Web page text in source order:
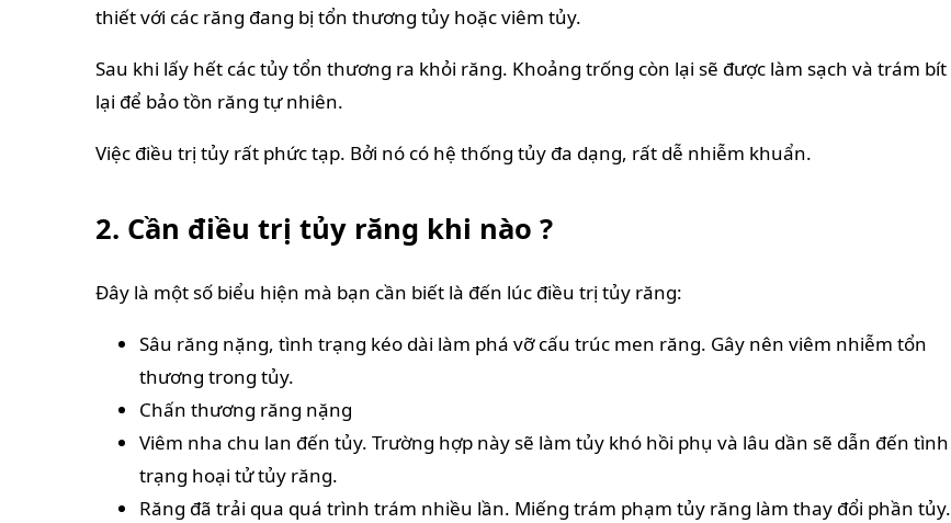
thiết với các răng đang bị tổn thương tủy hoặc viêm tủy.
Sau khi lấy hết các tủy tổn thương ra khỏi răng. Khoảng trống còn lại sẽ được làm sạch và trám bít
lại để bảo tồn răng tự nhiên.
Việc điều trị tủy rất phức tạp. Bởi nó có hệ thống tủy đa dạng, rất dễ nhiễm khuẩn.
2. Cần điều trị tủy răng khi nào ?
Đây là một số biểu hiện mà bạn cần biết là đến lúc điều trị tủy răng:
Sâu răng nặng, tình trạng kéo dài làm phá vỡ cấu trúc men răng. Gây nên viêm nhiễm tổn
thương trong tủy.
Chấn thương răng nặng
Viêm nha chu lan đến tủy. Trường hợp này sẽ làm tủy khó hồi phụ và lâu dần sẽ dẫn đến tình
trạng hoại tử tủy răng.
Răng đã trải qua quá trình trám nhiều lần. Miếng trám phạm tủy răng làm thay đổi phần tủy.